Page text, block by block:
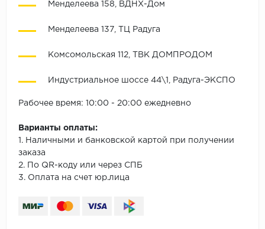
Менделеева 158, ВДНХ-Дом
Менделеева 137, ТЦ Радуга
Комсомольская 112, ТВК ДОМПРОДОМ
Индустриальное шоссе 44\1, Радуга-ЭКСПО
Рабочее время: 10:00 - 20:00 ежедневно
Варианты оплаты:
1. Наличными и банковской картой при получении
заказа
2. По QR-коду или через СПБ
3. Оплата на счет юр.лица